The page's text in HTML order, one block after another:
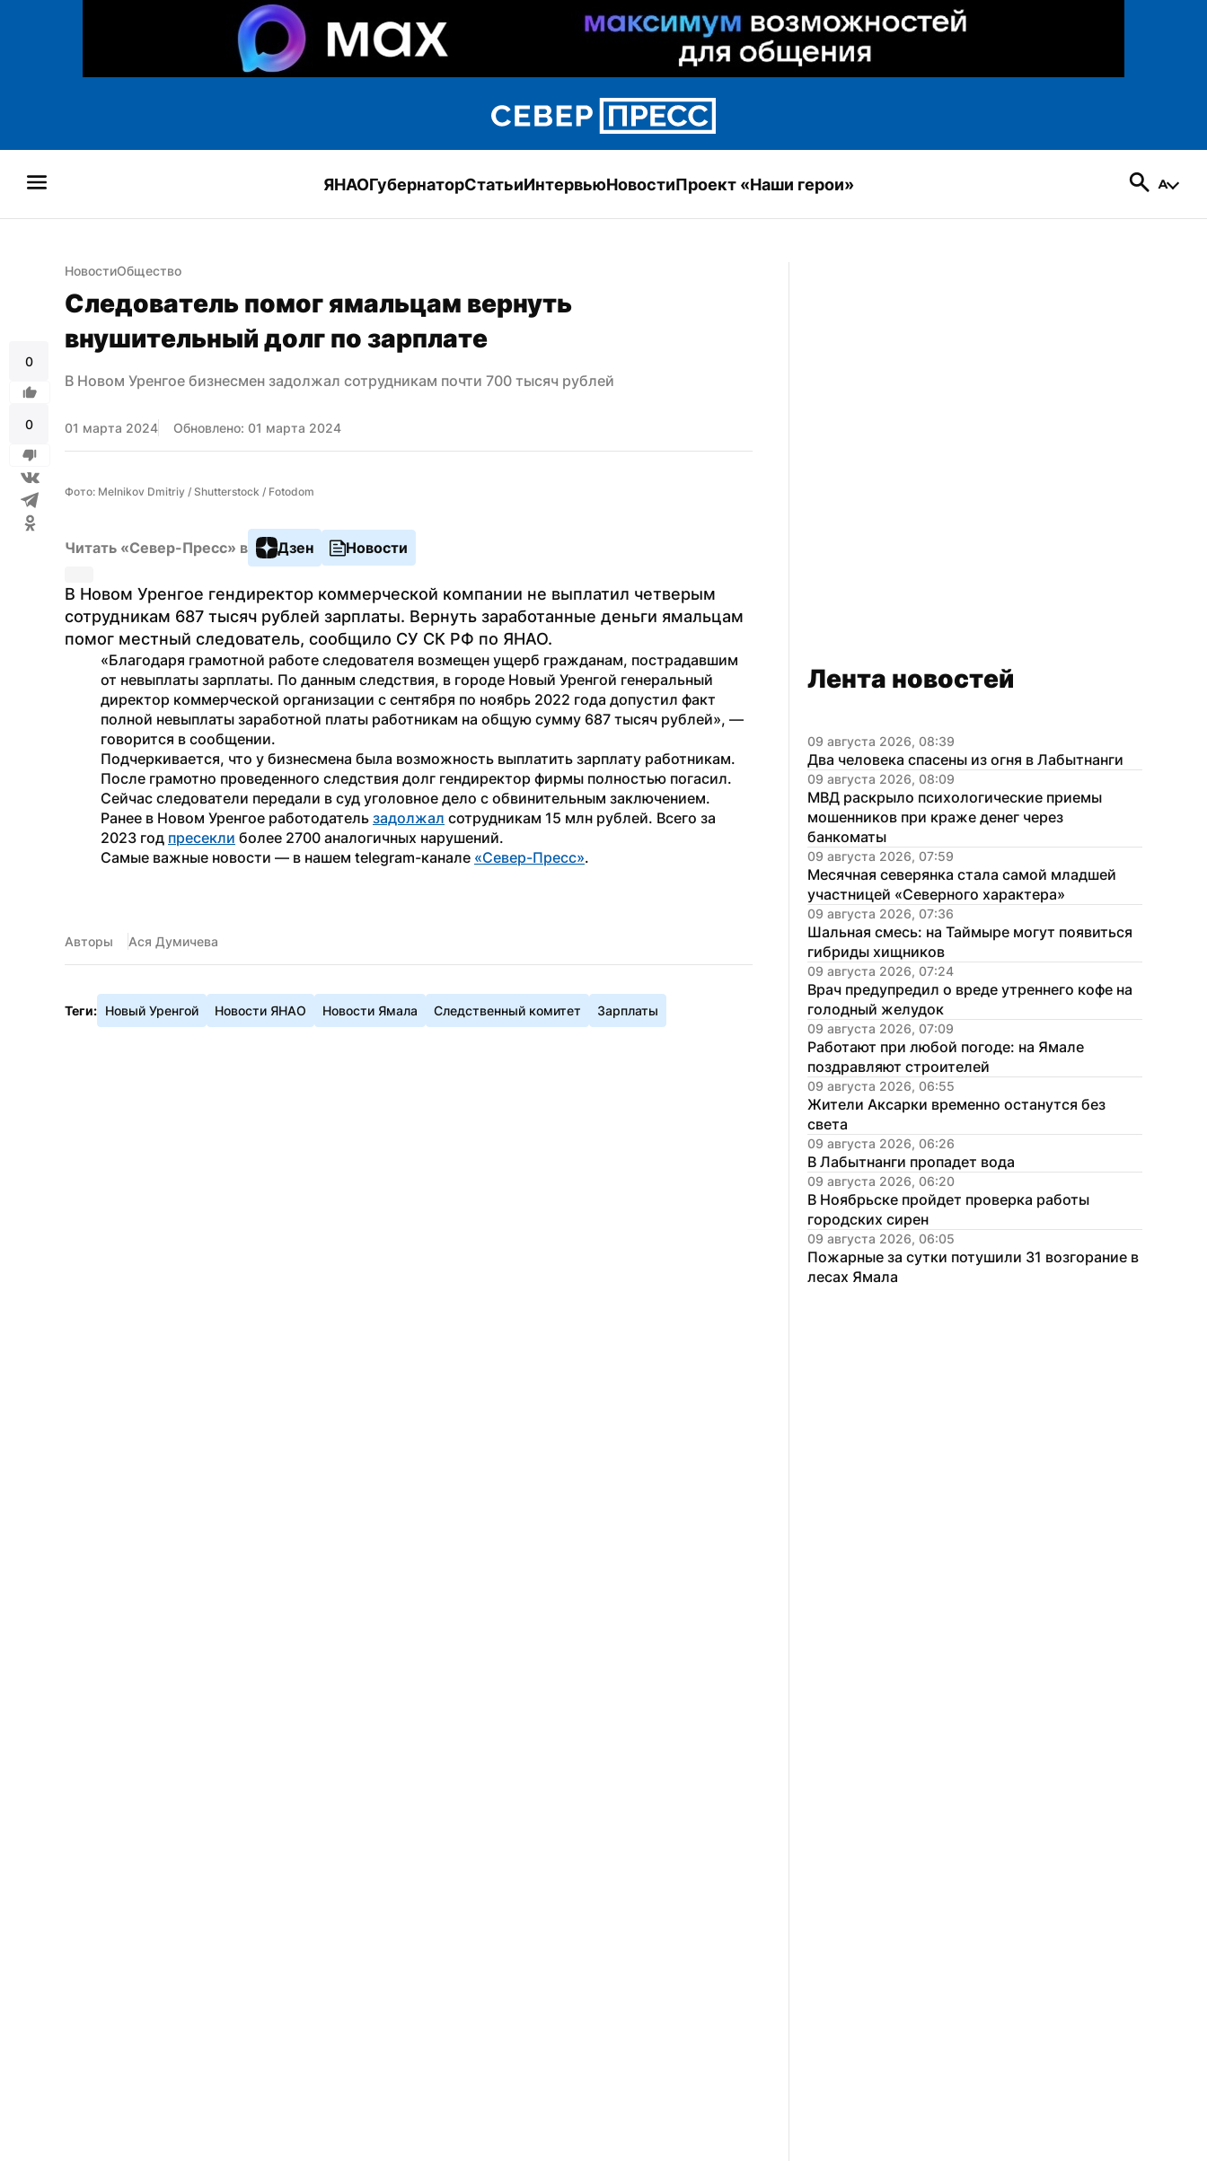
ЯНАОГубернаторСтатьиИнтервьюНовостиПроект «Наши герои»
0
0
НовостиОбщество
Следователь помог ямальцам вернуть
внушительный долг по зарплате
В Новом Уренгое бизнесмен задолжал сотрудникам почти 700 тысяч рублей
01 марта 2024 Обновлено: 01 марта 2024
Фото: Melnikov Dmitriy / Shutterstock / Fotodom
Читать «Север-Пресс» в Дзен Новости
В Новом Уренгое гендиректор коммерческой компании не выплатил четверым
сотрудникам 687 тысяч рублей зарплаты. Вернуть заработанные деньги ямальцам
помог местный следователь, сообщило СУ СК РФ по ЯНАО.
«Благодаря грамотной работе следователя возмещен ущерб гражданам, пострадавшим
от невыплаты зарплаты. По данным следствия, в городе Новый Уренгой генеральный
директор коммерческой организации с сентября по ноябрь 2022 года допустил факт
полной невыплаты заработной платы работникам на общую сумму 687 тысяч рублей», —
говорится в сообщении.
Подчеркивается, что у бизнесмена была возможность выплатить зарплату работникам.
После грамотно проведенного следствия долг гендиректор фирмы полностью погасил.
Сейчас следователи передали в суд уголовное дело с обвинительным заключением.
Ранее в Новом Уренгое работодатель задолжал сотрудникам 15 млн рублей. Всего за
2023 год пресекли более 2700 аналогичных нарушений.
Самые важные новости — в нашем telegram-канале «Север-Пресс».
Авторы Ася Думичева
Теги: Новый Уренгой Новости ЯНАО Новости Ямала Следственный комитет Зарплаты
Лента новостей
09 августа 2026, 08:39
Два человека спасены из огня в Лабытнанги
09 августа 2026, 08:09
МВД раскрыло психологические приемы
мошенников при краже денег через
банкоматы
09 августа 2026, 07:59
Месячная северянка стала самой младшей
участницей «Северного характера»
09 августа 2026, 07:36
Шальная смесь: на Таймыре могут появиться
гибриды хищников
09 августа 2026, 07:24
Врач предупредил о вреде утреннего кофе на
голодный желудок
09 августа 2026, 07:09
Работают при любой погоде: на Ямале
поздравляют строителей
09 августа 2026, 06:55
Жители Аксарки временно останутся без
света
09 августа 2026, 06:26
В Лабытнанги пропадет вода
09 августа 2026, 06:20
В Ноябрьске пройдет проверка работы
городских сирен
09 августа 2026, 06:05
Пожарные за сутки потушили 31 возгорание в
лесах Ямала